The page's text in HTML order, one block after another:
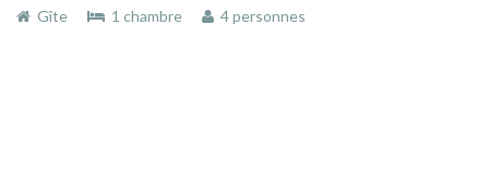
Gîte
1 chambre 4 personnes